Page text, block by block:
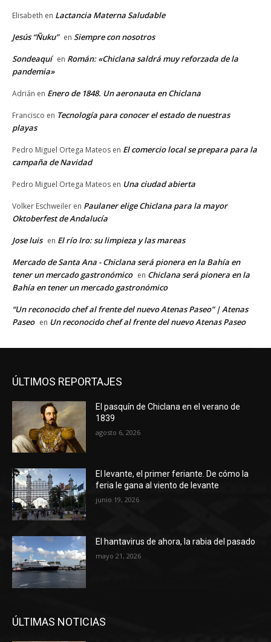
Elisabeth en Lactancia Materna Saludable
Jesús “Ñuku” en Siempre con nosotros
Sondeaquí en Román: «Chiclana saldrá muy reforzada de la
pandemia»
Adrián en Enero de 1848. Un aeronauta en Chiclana
Francisco en Tecnología para conocer el estado de nuestras
playas
Pedro Miguel Ortega Mateos en El comercio local se prepara para la
campaña de Navidad
Pedro Miguel Ortega Mateos en Una ciudad abierta
Volker Eschweiler en Paulaner elige Chiclana para la mayor
Oktoberfest de Andalucía
Jose luis en El río Iro: su limpieza y las mareas
Mercado de Santa Ana - Chiclana será pionera en la Bahía en
tener un mercado gastronómico en Chiclana será pionera en la
Bahía en tener un mercado gastronómico
“Un reconocido chef al frente del nuevo Atenas Paseo” | Atenas
Paseo en Un reconocido chef al frente del nuevo Atenas Paseo
ÚLTIMOS REPORTAJES
El pasquín de Chiclana en el verano de
1839
agosto 6, 2026
El levante, el primer feriante. De cómo la
feria le gana al viento de levante
junio 19, 2026
El hantavirus de ahora, la rabia del pasado
mayo 21, 2026
ÚLTIMAS NOTICIAS